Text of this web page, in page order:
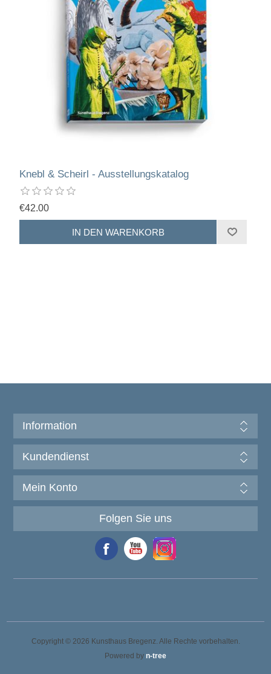
Knebl & Scheirl - Ausstellungskatalog
€42.00
Information
Kundendienst
Mein Konto
Folgen Sie uns
Copyright © 2026 Kunsthaus Bregenz. Alle Rechte vorbehalten.
Powered by n-tree